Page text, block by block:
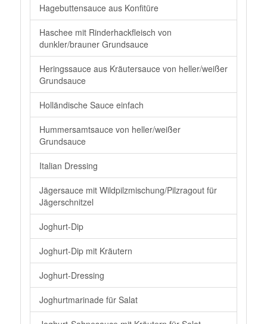
Hagebuttensauce aus Konfitüre
Haschee mit Rinderhackfleisch von
dunkler/brauner Grundsauce
Heringssauce aus Kräutersauce von heller/weißer
Grundsauce
Holländische Sauce einfach
Hummersamtsauce von heller/weißer
Grundsauce
Italian Dressing
Jägersauce mit Wildpilzmischung/Pilzragout für
Jägerschnitzel
Joghurt-Dip
Joghurt-Dip mit Kräutern
Joghurt-Dressing
Joghurtmarinade für Salat